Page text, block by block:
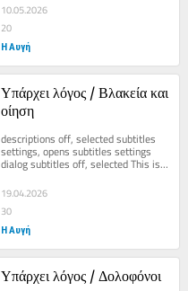
10.05.2026
20
Η Αυγή
Υπάρχει λόγος / Βλακεία και
οίηση
descriptions off, selected subtitles
settings, opens subtitles settings
dialog subtitles off, selected This is a
modal window. Beginning of dialog...
19.04.2026
30
Η Αυγή
Υπάρχει λόγος / Δολοφόνοι